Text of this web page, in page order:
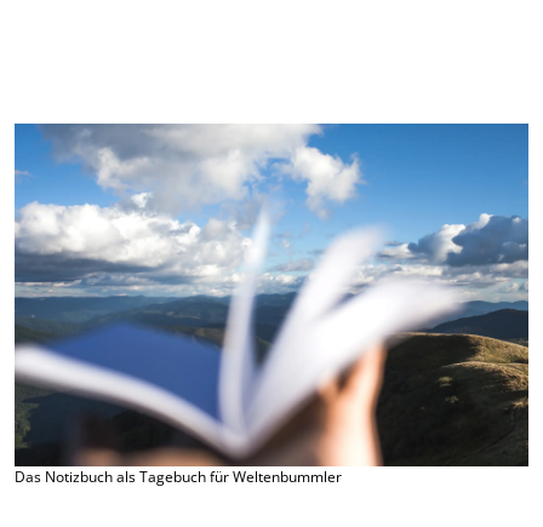
Das Notizbuch als Tagebuch für Weltenbummler